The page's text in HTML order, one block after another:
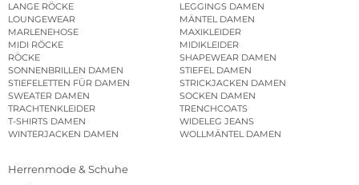
LANGE RÖCKE
LEGGINGS DAMEN
LOUNGEWEAR
MÄNTEL DAMEN
MARLENEHOSE
MAXIKLEIDER
MIDI RÖCKE
MIDIKLEIDER
RÖCKE
SHAPEWEAR DAMEN
SONNENBRILLEN DAMEN
STIEFEL DAMEN
STIEFELETTEN FÜR DAMEN
STRICKJACKEN DAMEN
SWEATER DAMEN
SOCKEN DAMEN
TRACHTENKLEIDER
TRENCHCOATS
T-SHIRTS DAMEN
WIDELEG JEANS
WINTERJACKEN DAMEN
WOLLMÄNTEL DAMEN
Herrenmode & Schuhe